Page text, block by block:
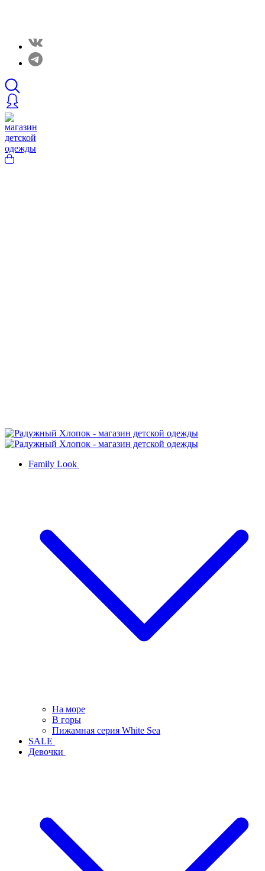
Family Look
На море
В горы
Пижамная серия White Sea
SALE
Девочки